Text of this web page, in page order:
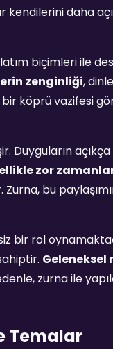
kendilerini daha
biçimleri ile
zenginliği,
köprü vazifesi
Duyguların açıkça
zor
bu
bir rol
Geleneksel
zurna ile
Temalar